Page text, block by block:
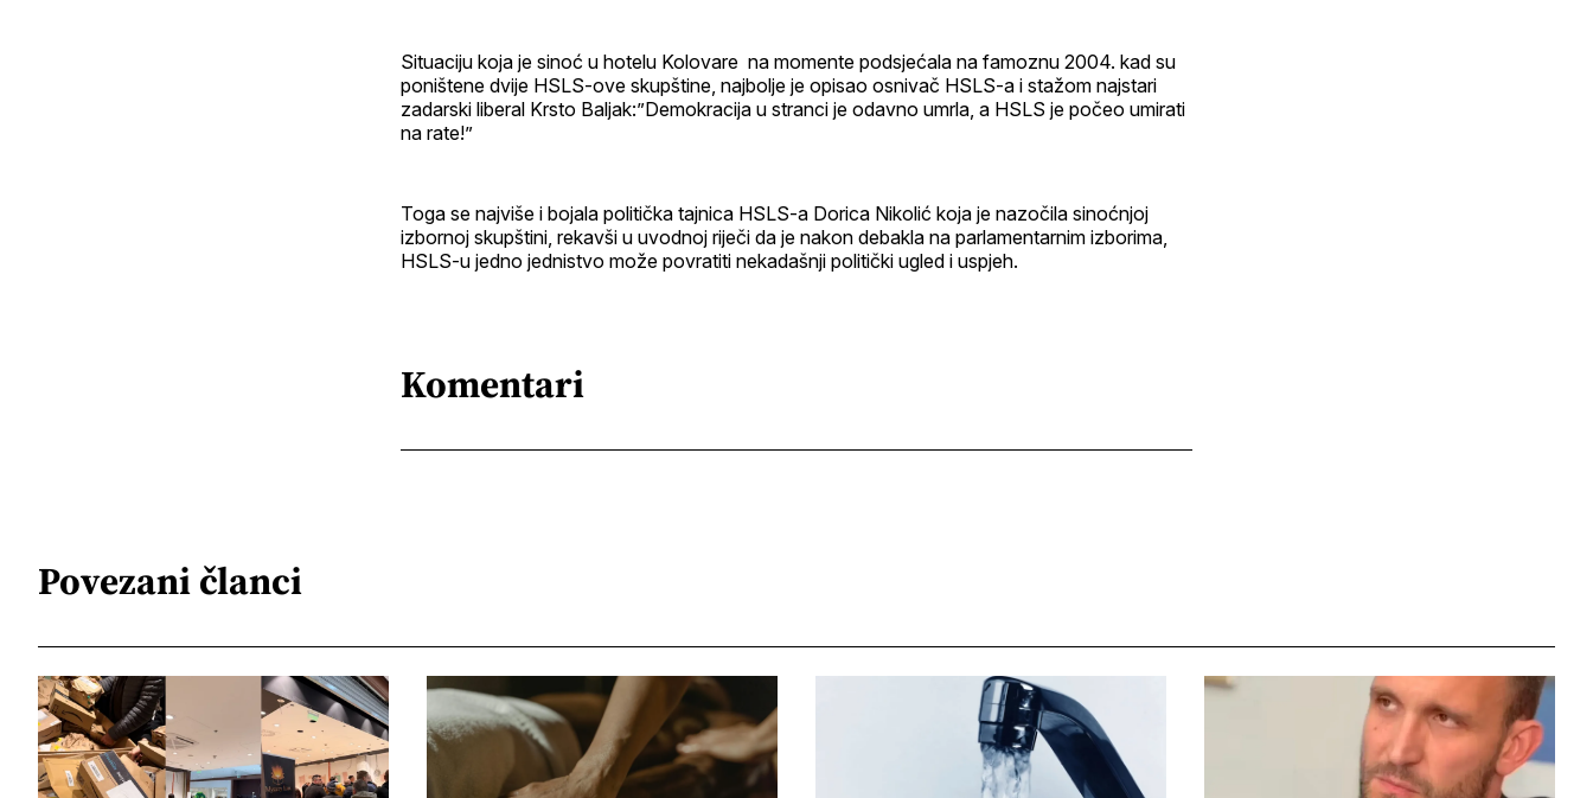
Situaciju koja je sinoć u hotelu Kolovare na momente podsjećala na famoznu 2004. kad su
poništene dvije HSLS-ove skupštine, najbolje je opisao osnivač HSLS-a i stažom najstari
zadarski liberal Krsto Baljak:”Demokracija u stranci je odavno umrla, a HSLS je počeo umirati
na rate!”
Toga se najviše i bojala politička tajnica HSLS-a Dorica Nikolić koja je nazočila sinoćnjoj
izbornoj skupštini, rekavši u uvodnoj riječi da je nakon debakla na parlamentarnim izborima,
HSLS-u jedno jednistvo može povratiti nekadašnji politički ugled i uspjeh.
Komentari
Povezani članci